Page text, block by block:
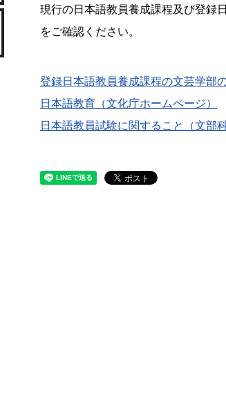
現行の日本語教員養成課程及び登録
をご確認ください。
登録日本語教員養成課程の文芸学部
日本語教育（文化庁ホームページ）
日本語教員試験に関すること（文部